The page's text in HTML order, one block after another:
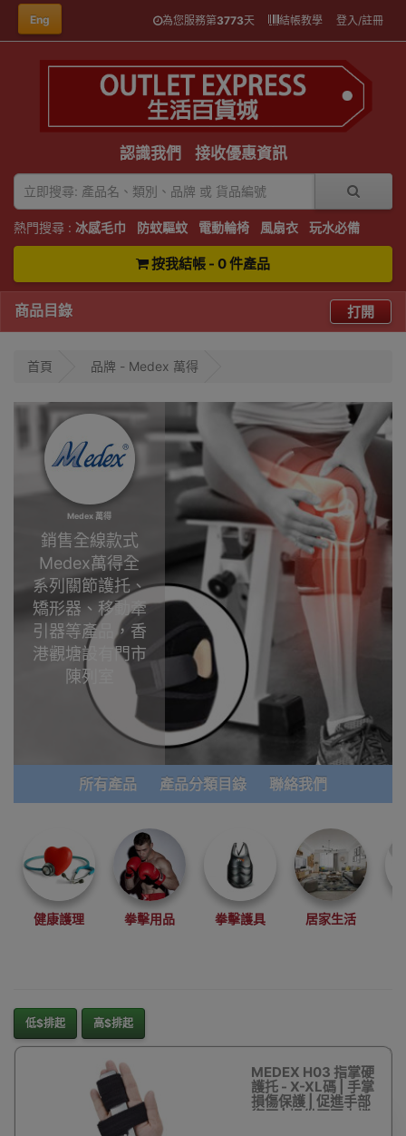
Eng 為您服務第3773天 結帳教學 登入/註冊
認識我們 接收優惠資訊
熱門搜尋 : 冰感毛巾 防蚊驅蚊 電動輪椅 風扇衣 玩水必備
按我結帳 - 0 件產品
商品目錄 打開
首頁 品牌 - Medex 萬得
Medex 萬得
銷售全線款式
Medex萬得全
系列關節護托、
矯形器、移動牽
引器等產品，香
港觀塘設有門市
陳列室
萬得
於
1999年在香港
成立，由資深骨
科醫生研發。透
過制動止痛(固
定患處，防止因
擺動患處而誘發
痛楚; 牽引拉開
受壓神經，緩解
疼痛和改變力
動度。
我們為香港
Medex代理經
銷商，部份產品
更設有樣板供試
所有產品 產品分類目錄 聯絡我們
健康護理 拳擊用品 拳擊護具 居家生活
低$排起 高$排起
MEDEX H03 指掌硬
護托 - X-XL碼 | 手掌
損傷保護 | 促進手部
復原 | 提供堅固支撐